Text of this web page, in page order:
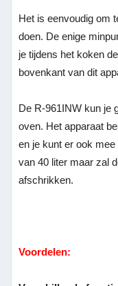
Het is eenvoudig om
doen. De enige
je tijdens het koken
bovenkant van dit
De R-961INW kun je
oven. Het apparaat
en je kunt er ook
van 40 liter maar zal
afschrikken.
Voordelen: